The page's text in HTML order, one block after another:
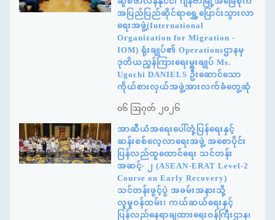
အပြည်ပြည်ဆိုင်ရာရွှေ့ပြောင်းသွားလာ
ရေးအဖွဲ့(International
Organization for Migration -
IOM) ရုံးချုပ်၏ Operationsဌာနမှ
ဒုတိယညွှန်ကြားရေးမှူးချုပ် Ms.
Ugochi DANIELS ဦးဆောင်သော
ကိုယ်စားလှယ်အဖွဲ့အားလက်ခံတွေ့ဆုံ
၀၆ ဩဂုတ် ၂၀၂၆
အာဆီယံအရေးပေါ်တုံ့ပြန်ရေးနှင့်
ဆန်းစစ်လေ့လာရေးအဖွဲ့ အစောပိုင်း
ပြန်လည်ထူထောင်ရေး သင်တန်း
အဆင့်- ၂ (ASEAN-ERAT Level-2
Course on Early Recovery)
သင်တန်းဖွင့်ပွဲ အခမ်းအနားသို့
လူမှုဝန်ထမ်း၊ ကယ်ဆယ်ရေးနှင့်
ပြန်လည်နေရာချထားရေးဝန်ကြီးဌာန၊